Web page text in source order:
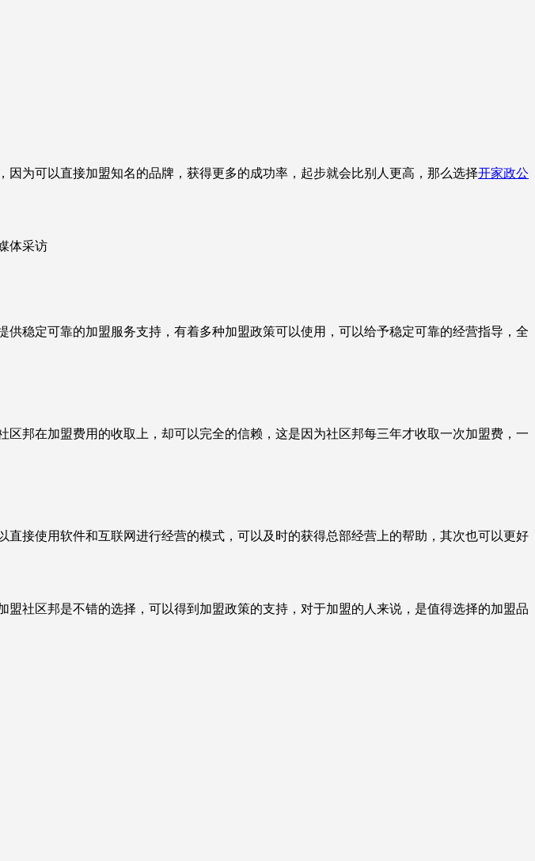
可以直接加盟知名的品牌，获得更多的成功率，起步就会比别人更高，那么选择开家政公
稳定可靠的加盟服务支持，有着多种加盟政策可以使用，可以给予稳定可靠的经营指导，全
区邦在加盟费用的收取上，却可以完全的信赖，这是因为社区邦每三年才收取一次加盟费，一
使用软件和互联网进行经营的模式，可以及时的获得总部经营上的帮助，其次也可以更好
区邦是不错的选择，可以得到加盟政策的支持，对于加盟的人来说，是值得选择的加盟品